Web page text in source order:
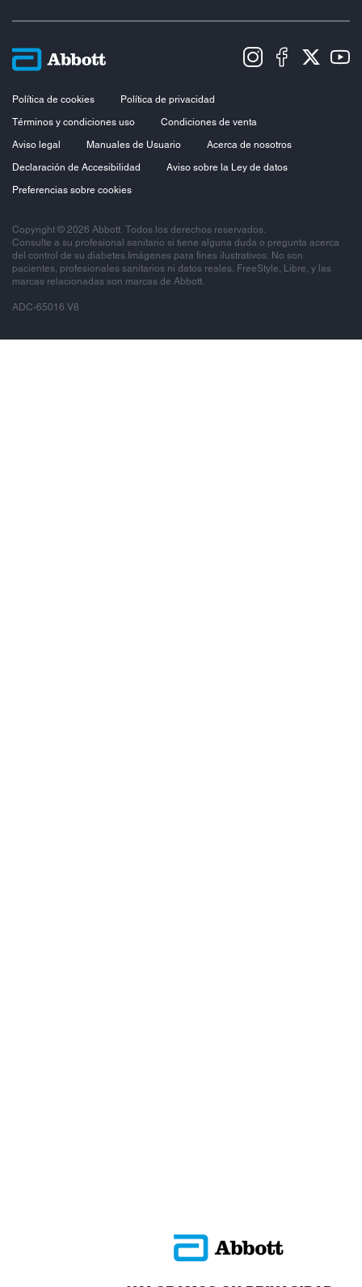
Política de cookies
Política de privacidad
Términos y condiciones uso
Condiciones de venta
Aviso legal
Manuales de Usuario
Acerca de nosotros
Declaración de Accesibilidad
Aviso sobre la Ley de datos
Preferencias sobre cookies
Copyright © 2026 Abbott. Todos los derechos reservados.
Consulte a su profesional sanitario si tiene alguna duda o pregunta acerca
del control de su diabetes.Imágenes para fines ilustrativos. No son
pacientes, profesionales sanitarios ni datos reales. FreeStyle, Libre, y las
marcas relacionadas son marcas de Abbott.
ADC-65016 V8